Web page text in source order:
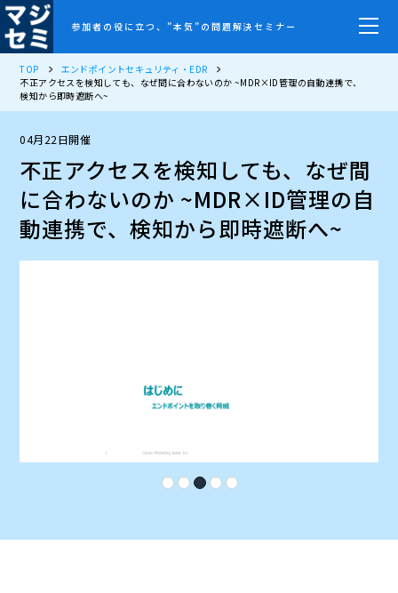
参加者の役に立つ、”本気”の問題解決セミナー
TOP
エンドポイントセキュリティ・EDR
不正アクセスを検知しても、なぜ間に合わないのか ~MDR×ID管理の自動連携で、
検知から即時遮断へ~
04月22日開催
不正アクセスを検知しても、なぜ間
に合わないのか ~MDR×ID管理の自
動連携で、検知から即時遮断へ~